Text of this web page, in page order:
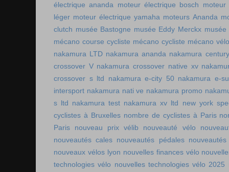
électrique ananda
moteur électrique bosch
moteur
léger moteur électrique yamaha moteurs Ananda
clutch musée Bastogne musée Eddy Merckx
mécano course cycliste mécano cycliste mécano vélo
nakamura LTD nakamura ananda nakamura
crossover V nakamura crossover native xv
crossover s ltd
nakamura e-city 50 nakamura e-
intersport nakamura nati ve nakamura promo
s ltd nakamura test nakamura xv ltd
new york
cyclistes à Bruxelles nombre de cyclistes à Paris
Paris
nouveau prix vélib nouveauté vélo
nouveautés cales nouveautés pédales
nouveaux vélos lyon nouvelles finances vélo
technologies vélo nouvelles technologies vélo 2025